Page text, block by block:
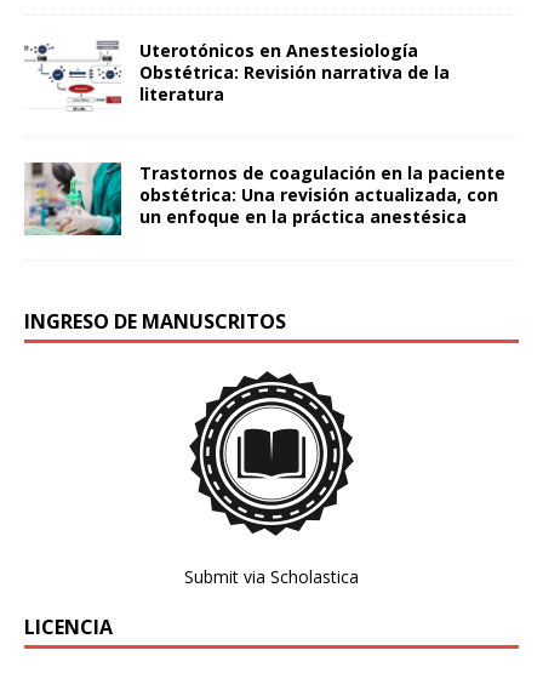
Uterotónicos en Anestesiología
Obstétrica: Revisión narrativa de la
literatura
Trastornos de coagulación en la paciente
obstétrica: Una revisión actualizada, con
un enfoque en la práctica anestésica
INGRESO DE MANUSCRITOS
Submit via Scholastica
LICENCIA